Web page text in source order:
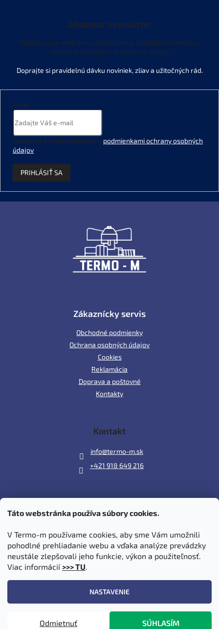
Táto webstránka používa súbory cookies.
V Termo-m používame cookies, aby sme Vám umožnili
pohodlné prehliadanie webu a vďaka analýze prevádzky
neustále zlepšovali jeho funkcie, výkon a použiteľnosť.
Viac informácií >>> TU.
NASTAVENIE
Odmietnuť SÚHLASÍM
Odoberať newsletter
Vložte svoj e-mail a my Vám budeme zasielať informácie o
nových produktoch na našom e-shope.
Email
Vložením e-mailu súhlasíte s podmienkami ochrany osobných
údajov.
PRIHLÁSIŤ SA
Zákaznícky servis
Obchodné podmienky
Ochrana osobných údajov
Cookies
Reklamácia
Doprava a poštovné
Kontakty
Kontakt
info@termo-m.sk
+421 918 649 216
Prijímame online platby
. Všetky práva vyhradené.